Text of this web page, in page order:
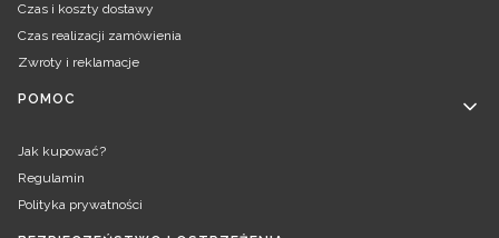
Czas i koszty dostawy
Czas realizacji zamówienia
Zwroty i reklamacje
POMOC
Jak kupować?
Regulamin
Polityka prywatności